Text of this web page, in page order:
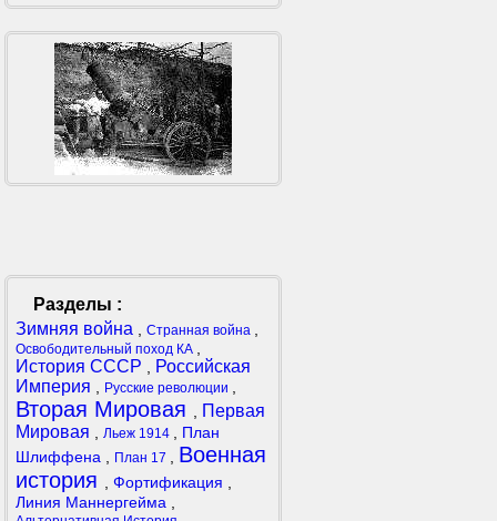
Разделы :
Зимняя война
Странная война
Освободительный поход КА
История СССР
Российская
Империя
Русские революции
Вторая Мировая
Первая
Мировая
Льеж 1914
План
Шлиффена
План 17
Военная
история
Фортификация
Линия Маннергейма